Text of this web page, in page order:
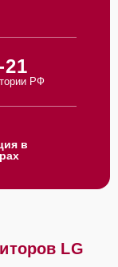
21
РФ
в
LG